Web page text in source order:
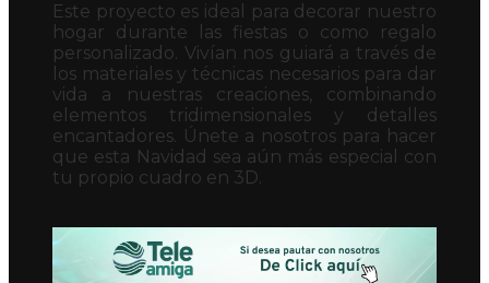
Este proyecto es ideal para decorar nuestro
hogar durante las fiestas o como regalo
personalizado. Vivían nos guiará a través de
los materiales y técnicas necesarios para dar
vida a nuestras creaciones, combinando
elementos tridimensionales y detalles
encantadores. Únete a nosotros para hacer
que esta Navidad sea aún más especial con
tu propio cuadro en 3D.